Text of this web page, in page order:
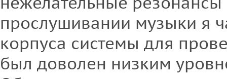
прослушивании музыки я
корпуса системы для
был доволен низким